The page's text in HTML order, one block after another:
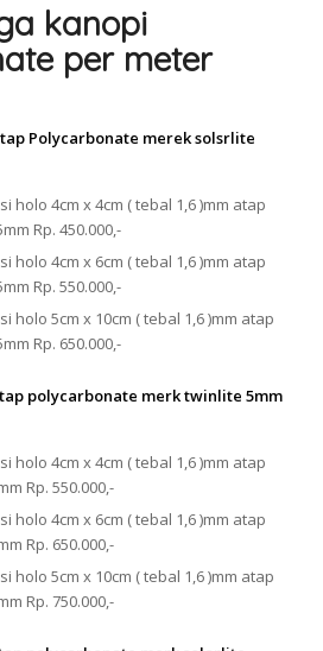
kanopi
per meter
Polycarbonate merek solsrlite
holo 4cm x 4cm ( tebal 1,6 )mm atap
Rp. 450.000,-
holo 4cm x 6cm ( tebal 1,6 )mm atap
Rp. 550.000,-
holo 5cm x 10cm ( tebal 1,6 )mm atap
Rp. 650.000,-
polycarbonate merk twinlite 5mm
holo 4cm x 4cm ( tebal 1,6 )mm atap
Rp. 550.000,-
holo 4cm x 6cm ( tebal 1,6 )mm atap
Rp. 650.000,-
holo 5cm x 10cm ( tebal 1,6 )mm atap
Rp. 750.000,-